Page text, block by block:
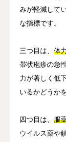
みが軽減して
な指標です。
三つ目は、 体
帯状疱疹の急
力が著しく低
いるかどうか
四つ目は、 服
ウイルス薬や